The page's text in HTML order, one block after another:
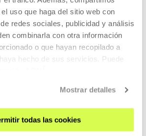
uso que haga del sitio web con
redes sociales, publicidad y análisis
combinarla con otra información
o que hayan recopilado a
hecho de sus servicios. Puede
Mostrar detalles
todas las cookies